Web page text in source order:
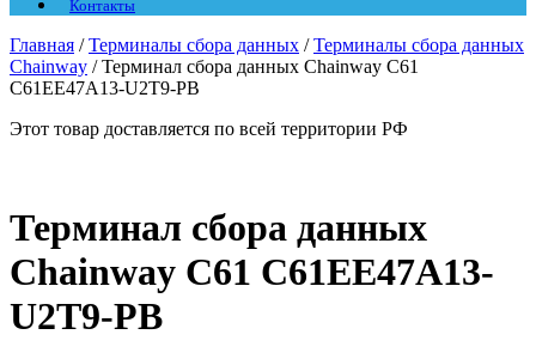
Контакты
Главная /Терминалы сбора данных /Терминалы сбора данных
Chainway / Терминал сбора данных Chainway C61
C61EE47A13-U2T9-PB
Этот товар доставляется по всей территории РФ
Терминал сбора данных
Chainway C61 C61EE47A13-
U2T9-PB